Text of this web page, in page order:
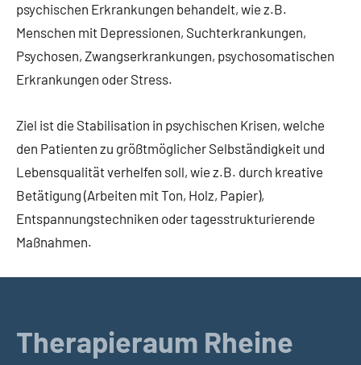
psychischen Erkrankungen behandelt, wie z.B.
Menschen mit Depressionen, Suchterkrankungen,
Psychosen, Zwangserkrankungen, psychosomatischen
Erkrankungen oder Stress.
Ziel ist die Stabilisation in psychischen Krisen, welche
den Patienten zu größtmöglicher Selbständigkeit und
Lebensqualität verhelfen soll, wie z.B. durch kreative
Betätigung (Arbeiten mit Ton, Holz, Papier),
Entspannungstechniken oder tagesstrukturierende
Maßnahmen.
Therapieraum Rheine